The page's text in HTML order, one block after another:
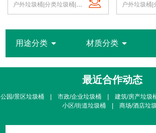
户外垃圾桶|分类垃圾桶|钢板垃圾桶|公园垃圾桶|北京垃圾桶|厂家直销
户外垃圾桶|分类垃圾桶|钢板垃圾
用途分类arrow_drop_down 材质分类 arrow_drop_down
最近合作动态
公园/景区垃圾桶 | 市政/企业垃圾桶 | 建筑/房产垃
小区/街道垃圾桶 | 商场/酒店垃